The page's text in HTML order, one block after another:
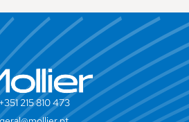
+351 215 810 473